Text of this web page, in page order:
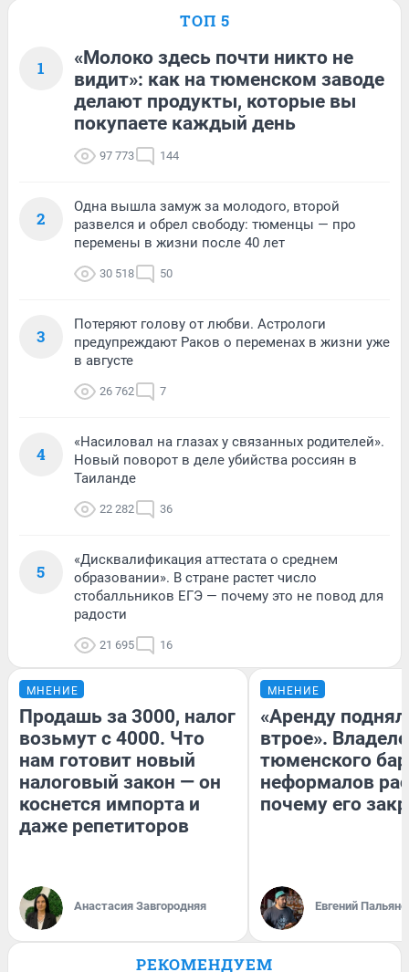
ТОП 5
1
«Молоко здесь почти никто не
видит»: как на тюменском заводе
делают продукты, которые вы
покупаете каждый день
97 773 144
2
Одна вышла замуж за молодого, второй
развелся и обрел свободу: тюменцы — про
перемены в жизни после 40 лет
30 518 50
3
Потеряют голову от любви. Астрологи
предупреждают Раков о переменах в жизни уже
в августе
26 762 7
4
«Насиловал на глазах у связанных родителей».
Новый поворот в деле убийства россиян в
Таиланде
22 282 36
5
«Дисквалификация аттестата о среднем
образовании». В стране растет число
стобалльников ЕГЭ — почему это не повод для
радости
21 695 16
МНЕНИЕ
Продашь за 3000, налог
возьмут с 4000. Что
нам готовит новый
налоговый закон — он
коснется импорта и
даже репетиторов
Анастасия Завгородняя
МНЕНИЕ
«Аренду
втрое».
тюменского
неформалов
почему его
Евгений
РЕКОМЕНДУЕМ